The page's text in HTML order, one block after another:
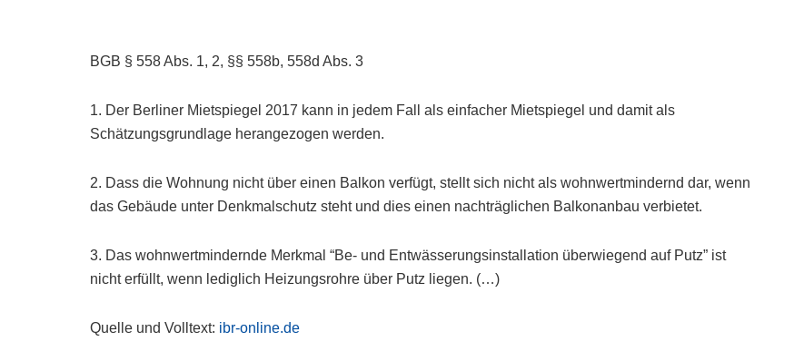
BGB § 558 Abs. 1, 2, §§ 558b, 558d Abs. 3
1. Der Berliner Mietspiegel 2017 kann in jedem Fall als einfacher Mietspiegel und damit als
Schätzungsgrundlage herangezogen werden.
2. Dass die Wohnung nicht über einen Balkon verfügt, stellt sich nicht als wohnwertmindernd dar, wenn
das Gebäude unter Denkmalschutz steht und dies einen nachträglichen Balkonanbau verbietet.
3. Das wohnwertmindernde Merkmal “Be- und Entwässerungsinstallation überwiegend auf Putz” ist
nicht erfüllt, wenn lediglich Heizungsrohre über Putz liegen. (…)
Quelle und Volltext: ibr-online.de